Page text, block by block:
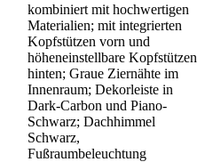
kombiniert mit hochwertigen
Materialien; mit integrierten
Kopfstützen vorn und
höheneinstellbare Kopfstützen
hinten; Graue Ziernähte im
Innenraum; Dekorleiste in
Dark-Carbon und Piano-
Schwarz; Dachhimmel
Schwarz,
Fußraumbeleuchtung